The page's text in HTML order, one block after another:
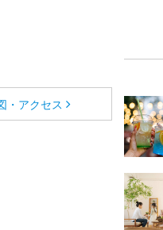
・アクセス